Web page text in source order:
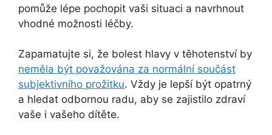
pomůže lépe pochopit vaši situaci a navrhnout
vhodné možnosti léčby.
Zapamatujte si, že bolest hlavy v těhotenství by
neměla být považována za normální součást
subjektivního prožitku. Vždy je lepší být opatrný
a hledat odbornou radu, aby se zajistilo zdraví
vaše i vašeho dítěte.